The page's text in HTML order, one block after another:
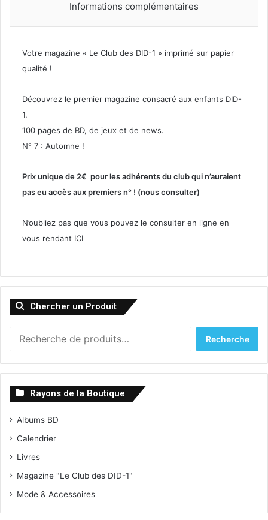
Informations complémentaires
Votre magazine « Le Club des DID-1 » imprimé sur papier
qualité !
Découvrez le premier magazine consacré aux enfants DID-
1.
100 pages de BD, de jeux et de news.
N° 7 : Automne !
Prix unique de 2€ pour les adhérents du club qui n’auraient
pas eu accès aux premiers n° ! (nous consulter)
N’oubliez pas que vous pouvez le consulter en ligne en
vous rendant ICI
Chercher un Produit
h
e
h
e
o
u
Recherche
Rayons de la Boutique
Albums BD
Calendrier
Livres
Magazine "Le Club des DID-1"
Mode & Accessoires